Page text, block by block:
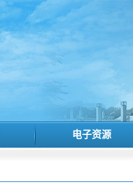
电子资源